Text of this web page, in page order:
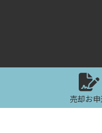
売却お申